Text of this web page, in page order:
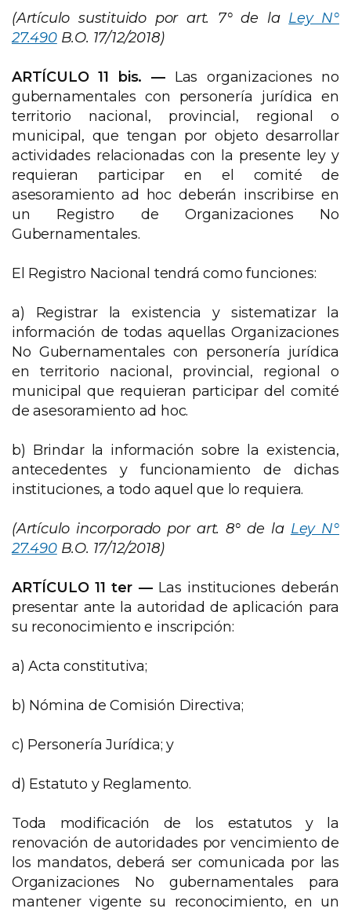
(Artículo sustituido por art. 7° de la Ley N°
27.490 B.O. 17/12/2018)
ARTÍCULO 11 bis. —Las organizaciones no
gubernamentales con personería jurídica en
territorio nacional, provincial, regional o
municipal, que tengan por objeto desarrollar
actividades relacionadas con la presente ley y
requieran participar en el comité de
asesoramiento ad hoc deberán inscribirse en
un Registro de Organizaciones No
Gubernamentales.
El Registro Nacional tendrá como funciones:
a) Registrar la existencia y sistematizar la
información de todas aquellas Organizaciones
No Gubernamentales con personería jurídica
en territorio nacional, provincial, regional o
municipal que requieran participar del comité
de asesoramiento ad hoc.
b) Brindar la información sobre la existencia,
antecedentes y funcionamiento de dichas
instituciones, a todo aquel que lo requiera.
(Artículo incorporado por art. 8° de la Ley N°
27.490 B.O. 17/12/2018)
ARTÍCULO 11 ter —Las instituciones deberán
presentar ante la autoridad de aplicación para
su reconocimiento e inscripción:
a) Acta constitutiva;
b) Nómina de Comisión Directiva;
c) Personería Jurídica; y
d) Estatuto y Reglamento.
Toda modificación de los estatutos y la
renovación de autoridades por vencimiento de
los mandatos, deberá ser comunicada por las
Organizaciones No gubernamentales para
mantener vigente su reconocimiento, en un